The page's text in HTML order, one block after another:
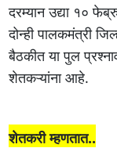
दरम्यान उद्या १०
दोन्ही पालकमंत्री
बैठकीत या पुल
शेतकऱ्यांना आहे.
शेतकरी म्हणतात..